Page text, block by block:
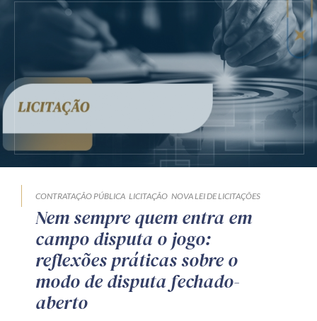
CONTRATAÇÃO PÚBLICA LICITAÇÃO NOVA LEI DE LICITAÇÕES
Nem sempre quem entra em
campo disputa o jogo:
reflexões práticas sobre o
modo de disputa fechado-
aberto